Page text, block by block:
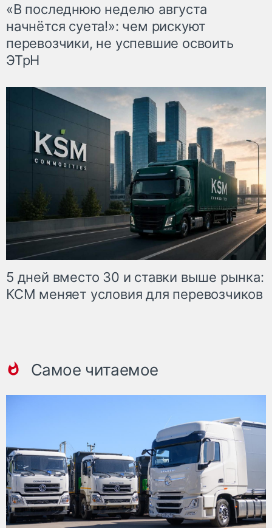
«В последнюю неделю августа
начнётся суета!»: чем рискуют
перевозчики, не успевшие освоить
ЭТрН
5 дней вместо 30 и ставки выше рынка:
КСМ меняет условия для перевозчиков
Самое читаемое